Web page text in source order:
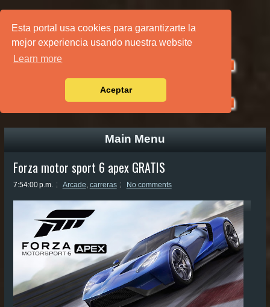
Esta portal usa cookies para garantizarte la
mejor experiencia usando nuestra website
Learn more
Aceptar
PÁGINA PRINCIPAL
Main Menu
Forza motor sport 6 apex GRATIS
7:54:00 p.m. Arcade, carreras No comments